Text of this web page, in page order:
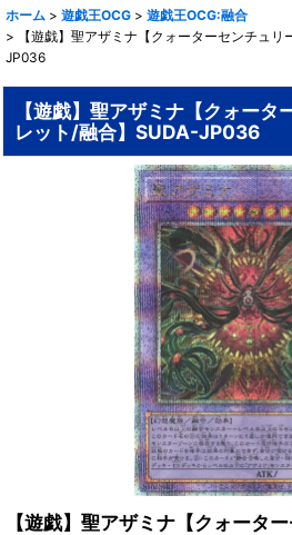
ホーム > 遊戯王OCG > 遊戯王OCG:融合
>
【遊戯】聖アザミナ【クォーターセンチュ
JP036
【遊戯】聖アザミナ【クォータ
レット/融合】SUDA-JP036
【遊戯】聖アザミナ【クォータ